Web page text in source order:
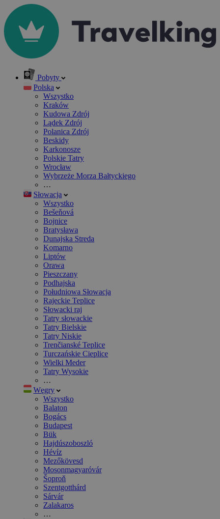
Pobyty
Polska
Wszystko
Kraków
Kudowa Zdrój
Lądek Zdrój
Polanica Zdrój
Beskidy
Karkonosze
Polskie Tatry
Wrocław
Wybrzeże Morza Bałtyckiego
…
Słowacja
Wszystko
Bešeňová
Bojnice
Bratysława
Dunajska Streda
Komarno
Liptów
Orawa
Pieszczany
Podhajska
Południowa Słowacja
Rajeckie Teplice
Słowacki raj
Tatry słowackie
Tatry Bielskie
Tatry Niskie
Trenčianské Teplice
Turczańskie Cieplice
Wielki Meder
Tatry Wysokie
…
Węgry
Wszystko
Balaton
Bogács
Budapest
Bük
Hajdúszoboszló
Hévíz
Mezőkövesd
Mosonmagyaróvár
Šoproň
Szentgotthárd
Sárvár
Zalakaros
…